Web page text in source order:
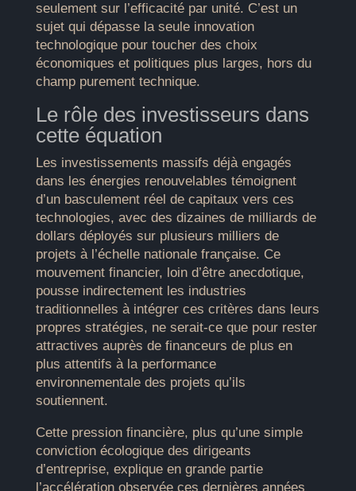
seulement sur l’efficacité par unité. C’est un
sujet qui dépasse la seule innovation
technologique pour toucher des choix
économiques et politiques plus larges, hors du
champ purement technique.
Le rôle des investisseurs dans
cette équation
Les investissements massifs déjà engagés
dans les énergies renouvelables témoignent
d’un basculement réel de capitaux vers ces
technologies, avec des dizaines de milliards de
dollars déployés sur plusieurs milliers de
projets à l’échelle nationale française. Ce
mouvement financier, loin d’être anecdotique,
pousse indirectement les industries
traditionnelles à intégrer ces critères dans leurs
propres stratégies, ne serait-ce que pour rester
attractives auprès de financeurs de plus en
plus attentifs à la performance
environnementale des projets qu’ils
soutiennent.
Cette pression financière, plus qu’une simple
conviction écologique des dirigeants
d’entreprise, explique en grande partie
l’accélération observée ces dernières années